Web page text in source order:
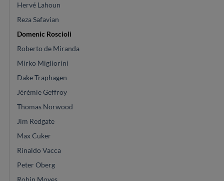
Hervé Lahoun
Reza Safavian
Domenic Roscioli
Roberto de Miranda
Mirko Migliorini
Dake Traphagen
Jérémie Geffroy
Thomas Norwood
Jim Redgate
Max Cuker
Rinaldo Vacca
Peter Oberg